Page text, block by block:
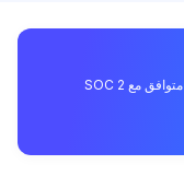
متوافق مع SOC 2